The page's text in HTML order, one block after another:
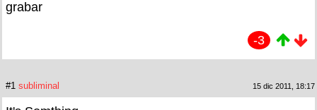
grabar
-3
#1 subliminal 15 dic 2011, 18:17